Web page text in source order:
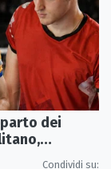
dei
Condividi su: